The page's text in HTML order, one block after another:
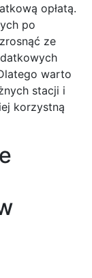
opłatą.
po
ze
warto
stacji i
korzystną